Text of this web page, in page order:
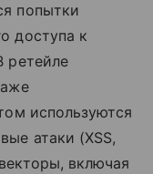
попытки
доступа к
ретейле
используются
атаки (XSS,
включая